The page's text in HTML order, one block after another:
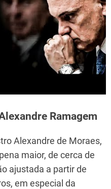
Ramagem
Alexandre de Moraes,
maior, de cerca de
ajustada a partir de
em especial da